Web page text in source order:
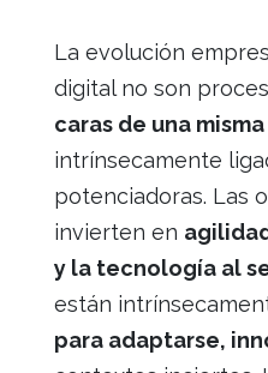
La evolución
digital no son
caras de una
intrínsecamente
potenciadoras. Las
invierten en
y la tecnología al
están
para adaptarse,